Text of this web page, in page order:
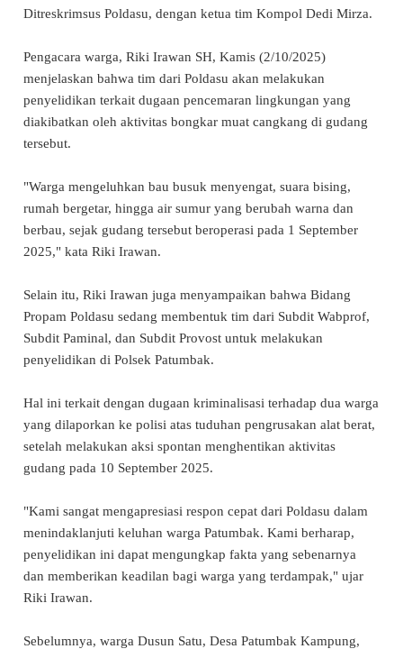
Ditreskrimsus Poldasu, dengan ketua tim Kompol Dedi Mirza.
Pengacara warga, Riki Irawan SH, Kamis (2/10/2025)
menjelaskan bahwa tim dari Poldasu akan melakukan
penyelidikan terkait dugaan pencemaran lingkungan yang
diakibatkan oleh aktivitas bongkar muat cangkang di gudang
tersebut.
"Warga mengeluhkan bau busuk menyengat, suara bising,
rumah bergetar, hingga air sumur yang berubah warna dan
berbau, sejak gudang tersebut beroperasi pada 1 September
2025," kata Riki Irawan.
Selain itu, Riki Irawan juga menyampaikan bahwa Bidang
Propam Poldasu sedang membentuk tim dari Subdit Wabprof,
Subdit Paminal, dan Subdit Provost untuk melakukan
penyelidikan di Polsek Patumbak.
Hal ini terkait dengan dugaan kriminalisasi terhadap dua warga
yang dilaporkan ke polisi atas tuduhan pengrusakan alat berat,
setelah melakukan aksi spontan menghentikan aktivitas
gudang pada 10 September 2025.
"Kami sangat mengapresiasi respon cepat dari Poldasu dalam
menindaklanjuti keluhan warga Patumbak. Kami berharap,
penyelidikan ini dapat mengungkap fakta yang sebenarnya
dan memberikan keadilan bagi warga yang terdampak," ujar
Riki Irawan.
Sebelumnya, warga Dusun Satu, Desa Patumbak Kampung,